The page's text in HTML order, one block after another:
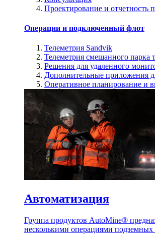
Проектирование и отчетность
Операции и подключенный флот
Телеметрия Sandvik
Телеметрия смешанного парка
Решения для удаленного
Дополнительные приложения
Оперативное планирование и
Автоматизация
Группа продуктов AutoMine®
несколькими операциями